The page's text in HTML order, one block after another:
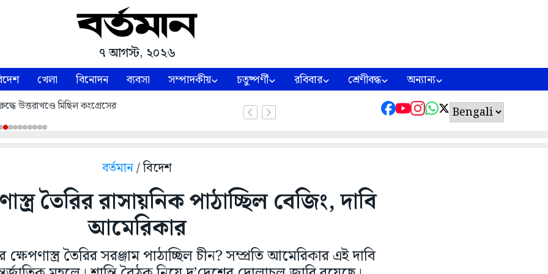
৭ আগস্ট, ২০২৬
খেলা বিনোদন ব্যবসা সম্পাদকীয় চতুষ্পর্ণী রবিবার শ্রেণীবদ্ধ অন্যান্য
উত্তরাখণ্ডে মিছিল কংগ্রেসের
বর্তমান/ বিদেশ
তৈরির রাসায়নিক পাঠাচ্ছিল বেজিং, দাবি
আমেরিকার
তৈরির সরঞ্জাম পাঠাচ্ছিল চীন? সম্প্রতি আমেরিকার এই দাবি